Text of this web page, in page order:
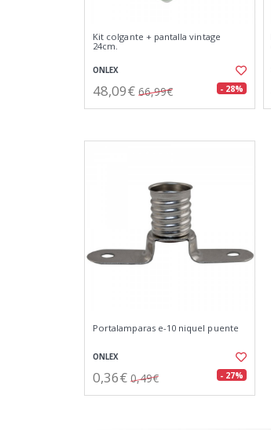
Kit colgante + pantalla vintage
24cm.
ONLEX
48,09€ 66,99€ - 28%
Portalamparas e-10 niquel puente
ONLEX
0,36€ 0,49€ - 27%